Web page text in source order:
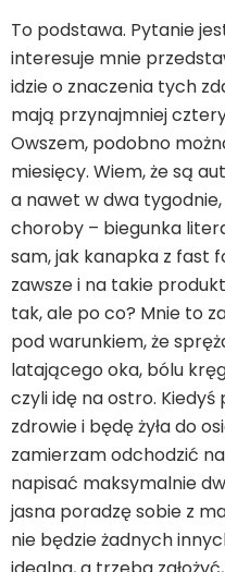
To podstawa. Pytanie
interesuje mnie
idzie o znaczenia tych
mają przynajmniej
Owszem, podobno
miesięcy. Wiem, że są
a nawet w dwa
choroby – biegunka
sam, jak kanapka z fast
zawsze i na takie
tak, ale po co? Mnie to
pod warunkiem, że
latającego oka, bólu
czyli idę na ostro. Kiedyś
zdrowie i będę żyła do
zamierzam odchodzić
napisać maksymalnie
jasna poradzę sobie z
nie będzie żadnych